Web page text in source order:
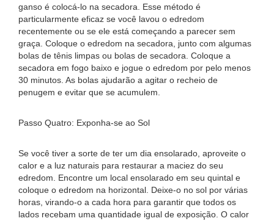
ganso é colocá-lo na secadora. Esse método é
particularmente eficaz se você lavou o edredom
recentemente ou se ele está começando a parecer sem
graça. Coloque o edredom na secadora, junto com algumas
bolas de tênis limpas ou bolas de secadora. Coloque a
secadora em fogo baixo e jogue o edredom por pelo menos
30 minutos. As bolas ajudarão a agitar o recheio de
penugem e evitar que se acumulem.
Passo Quatro: Exponha-se ao Sol
Se você tiver a sorte de ter um dia ensolarado, aproveite o
calor e a luz naturais para restaurar a maciez do seu
edredom. Encontre um local ensolarado em seu quintal e
coloque o edredom na horizontal. Deixe-o no sol por várias
horas, virando-o a cada hora para garantir que todos os
lados recebam uma quantidade igual de exposição. O calor